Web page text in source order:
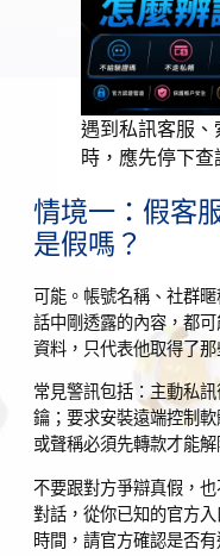
遇到私訊客服
時，應先停下查
情境一：假客
是假嗎？
可能。帳號名稱、社群
話中剛透露的內容，都
資料，只代表他取得了
常見警訊包括：主動私
鑰；要求安裝遠端控制
或聲稱必須先轉款才能解
不要跟對方爭辯真假，
對話，從你已知的官方
時間，請官方確認是否有